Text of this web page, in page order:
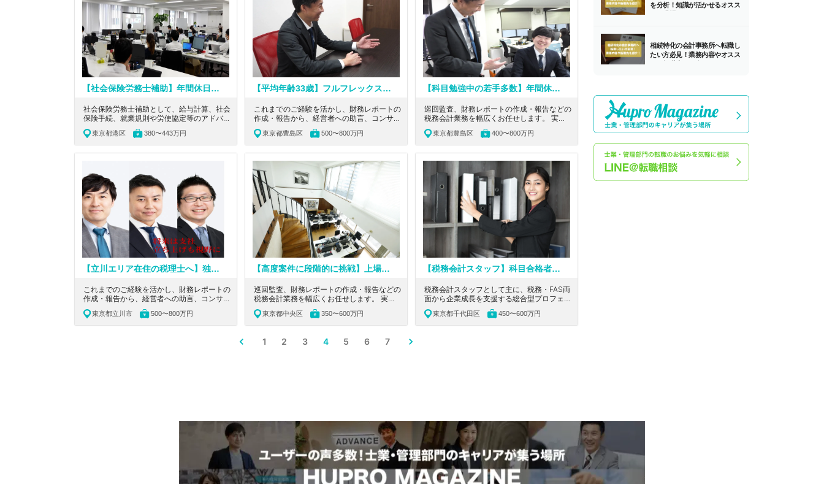
【社会保険労務士補助】年間休日120日以上！フレックス導入！ビジネスシーンにおける様々な問題をワンストップで解決する社労士法人
社会保険労務士補助として、給与計算、社会
保険手続、就業規則や労使協定等のアドバイ
ス、各種労務相談を担当していただきます。
年間休日120日以上！フレックス導入！ビジ
ネスシーンにおける問題をワンストップで解
決する社労士法人の求人です。
東京都港区 380〜443万円
【平均年齢33歳】フルフレックス制度とリモート可｜支社支援制度で将来の選択肢を広げるための経験が可能｜法人税務を磨く
これまでのご経験を活かし、財務レポートの
作成・報告から、経営者への助言、コンサル
ティング業務まで一気通貫で担当いただきま
す。 フルフレックス制を採用し、将来的に
はリモートワークも可能な柔軟な働き方のも
と、独立後にも通用する実践的なスキルを磨
ける税理士法人です。
東京都豊島区 500〜800万円
【科目勉強中の若手多数】年間休日125日×残業ほぼゼロの実働7.5h｜奨学金制度有り｜池袋で学び合いながら実務を積める環境
巡回監査、財務レポートの作成・報告などの
税務会計業務を幅広くお任せします。 実務
経験を積みながら資格取得を目指せる、税理
士試験勉強中の方にとってぴったりな環境を
ご用意しております。
東京都豊島区 400〜800万円
【立川エリア在住の税理士へ】独立・支社立ち上げを見据え、実務を着実に積み上げられる環境
これまでのご経験を活かし、財務レポートの
作成・報告から、経営者への助言、コンサル
ティング業務まで一気通貫で担当いただきま
す。 フルフレックス制を採用し、将来的に
はリモートワークも可能な柔軟な働き方のも
東京都立川市 500〜800万円
【高度案件に段階的に挑戦】上場企業・M&A・事業承継を経験｜実働7.5h ×リモートワーク相談可｜東銀座駅4出口徒歩1分｜ベテラン税理士が近くでサポート
巡回監査、財務レポートの作成・報告などの
税務会計業務を幅広くお任せします。 実務
経験を積みながら資格取得を目指せる、税理
士試験勉強中の方にとってぴったりな環境を
ご用意しております。 東京都中央区にあ
経験もできる成長環境のある税理士法人の求
東京都中央区 350〜600万円
【税務会計スタッフ】科目合格者歓迎／税務・FASを軸に企業成長を支援｜事業承継・M&A・IPO・国際税務に携われる総合型税理士法人
税務会計スタッフとして主に、税務・FAS両
面から企業成長を支援する総合型プロフェッ
ショナルファームです。事業承継・企業再
生・国際税務、M&AやIPO支援、デューデリ
ジェンス・バリュエーションなど高度な案件
東京都千代田区 450〜600万円
1 2 3 4 5 6 7
を分析！知識が活かせるオスス
相続特化の会計事務所へ転職し
たい方必見！業務内容やオスス